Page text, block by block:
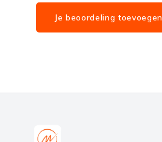
Je beoordeling toevoegen